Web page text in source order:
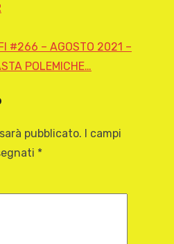
#266 – AGOSTO 2021 –
POLEMICHE…
pubblicato.
I campi
*